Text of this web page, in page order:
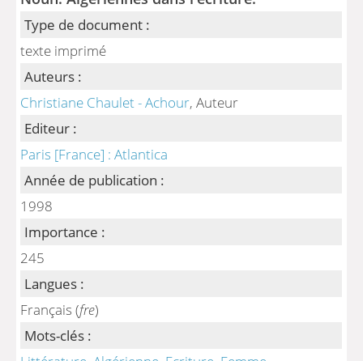
Type de document :
texte imprimé
Auteurs :
Christiane Chaulet - Achour, Auteur
Editeur :
Paris [France] : Atlantica
Année de publication :
1998
Importance :
245
Langues :
Français (fre)
Mots-clés :